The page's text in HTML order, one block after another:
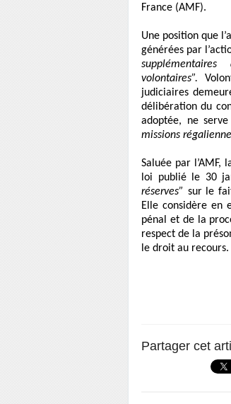
France (AMF).
Une position que
générées par
volontaires”.
judiciaires
délibération du
adoptée, ne
missions
Saluée par
loi publié le 30
réserves” sur le
Elle considère en
pénal et de la
respect de la
le droit au recours.
Partager cet